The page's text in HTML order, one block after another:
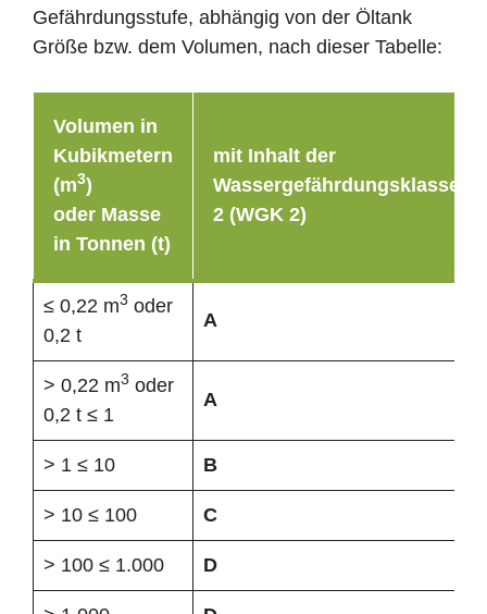
Gefährdungsstufe, abhängig von der Öltank
Größe bzw. dem Volumen, nach dieser Tabelle:
Volumen in
Kubikmetern
(m3)
oder Masse
in Tonnen (t)
mit Inhalt der
Wassergefährdungsklasse
2 (WGK 2)
≤ 0,22 m3 oder
0,2 t
A
> 0,22 m3 oder
0,2 t ≤ 1
A
> 1 ≤ 10 B
> 10 ≤ 100 C
> 100 ≤ 1.000 D